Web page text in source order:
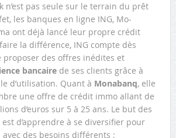
n’est pas seule sur le terrain du prêt
les banques en ligne ING, Mo-
ont déjà lancé leur propre crédit
la différence, ING compte dès
proposer des offres inédites et
bancairede ses clients grâce à
d’utilisation. Quant à Monabanq, elle
une offre de crédit immo allant de
d’euros sur 5 à 25 ans. Le but des
d’apprendre à se diversifier pour
des besoins différents :